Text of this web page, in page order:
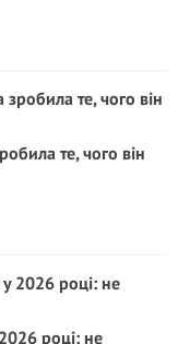
те, чого він
році: не